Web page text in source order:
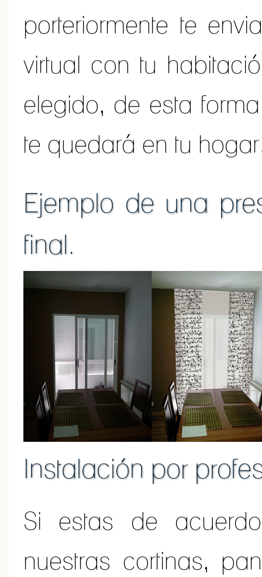
porteriormente te
virtual con tu
elegido, de esta
te quedará en tu
Ejemplo de una
final.
Instalación por
Si estas de
nuestras cortinas,